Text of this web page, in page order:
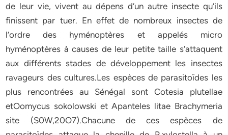
de leur vie, vivent au dépens d’un autre insecte qu’ils
finissent par tuer. En effet de nombreux insectes de
l’ordre des hyménoptères et appelés micro
hyménoptères à causes de leur petite taille s’attaquent
aux différents stades de développement les insectes
ravageurs des cultures.Les espèces de parasitoïdes les
plus rencontrées au Sénégal sont Cotesia plutellae
etOomycus sokolowski et Apanteles litae Brachymeria
site (S0W,20O7).Chacune de ces espèces de